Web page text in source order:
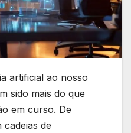
artificial ao nosso
sido mais do que
em curso. De
cadeias de